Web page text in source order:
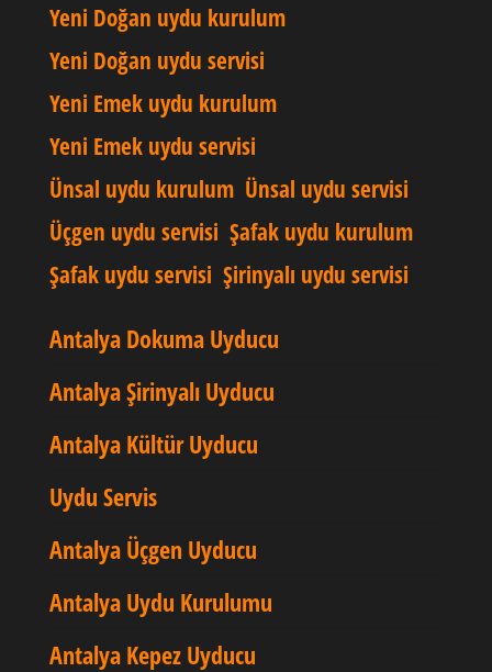
Yeni Doğan uydu kurulum
Yeni Doğan uydu servisi
Yeni Emek uydu kurulum
Yeni Emek uydu servisi
Ünsal uydu kurulum Ünsal uydu servisi
Üçgen uydu servisi Şafak uydu kurulum
Şafak uydu servisi Şirinyalı uydu servisi
Antalya Dokuma Uyducu
Antalya Şirinyalı Uyducu
Antalya Kültür Uyducu
Uydu Servis
Antalya Üçgen Uyducu
Antalya Uydu Kurulumu
Antalya Kepez Uyducu